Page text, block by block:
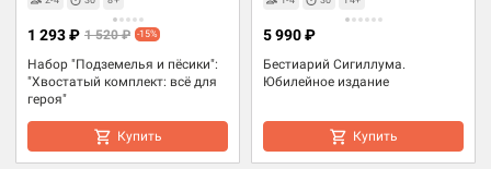
Набор "Подземелья и пёсики":
"Хвостатый комплект: всё для
героя"
1 293 ₽ 1 520 ₽ -15%
Купить
Бестиарий Сигиллума.
Юбилейное издание
5 990 ₽
Купить